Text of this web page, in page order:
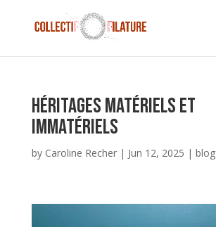
Héritages matériels et
immatériels
by Caroline Recher| Jun 12, 2025 | blog